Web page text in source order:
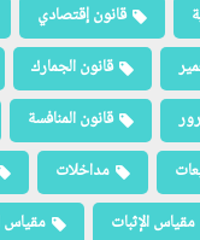
قانون إقتصادي
قانون الجمارك
قانون المنافسة
مداخلات
مقياس الإثبات مقياس